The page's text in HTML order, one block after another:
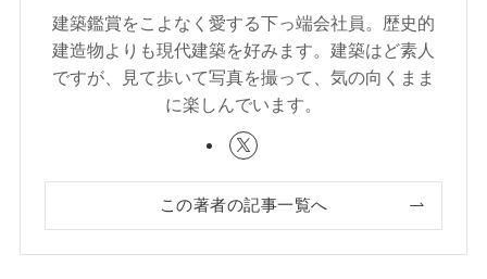
建築鑑賞をこよなく愛する下っ端会社員。歴史的
建造物よりも現代建築を好みます。建築はど素人
ですが、見て歩いて写真を撮って、気の向くまま
に楽しんでいます。
この著者の記事一覧へ